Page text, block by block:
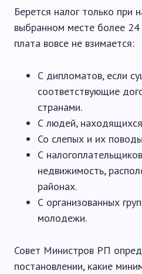
Берется налог только при
выбранном месте более 24
плата вовсе не взимается:
С дипломатов, если
соответствующие
странами.
С людей,
Со слепых и их
С
недвижимость,
районах.
С организованных
молодежи.
Совет Министров РП
постановлении, какие